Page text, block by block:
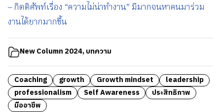
– กิตติศัพท์เรื่อง “ความไม่น่าทำงาน” มีมากจนหาคนมาร่วม
งานได้ยากมากขึ้น
New Column 2024,บทความ
Coaching growth Growth mindset
leadership
professionalism
Self Awareness
ประสิทธิภาพ
มืออาชีพ